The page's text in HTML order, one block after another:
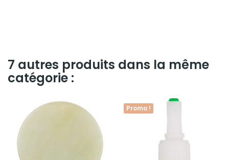
7 autres produits dans la même
catégorie :
Promo !